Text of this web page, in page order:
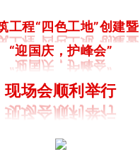
工程“四色工地”创建暨
“迎国庆，护峰会”
现场会顺利举行